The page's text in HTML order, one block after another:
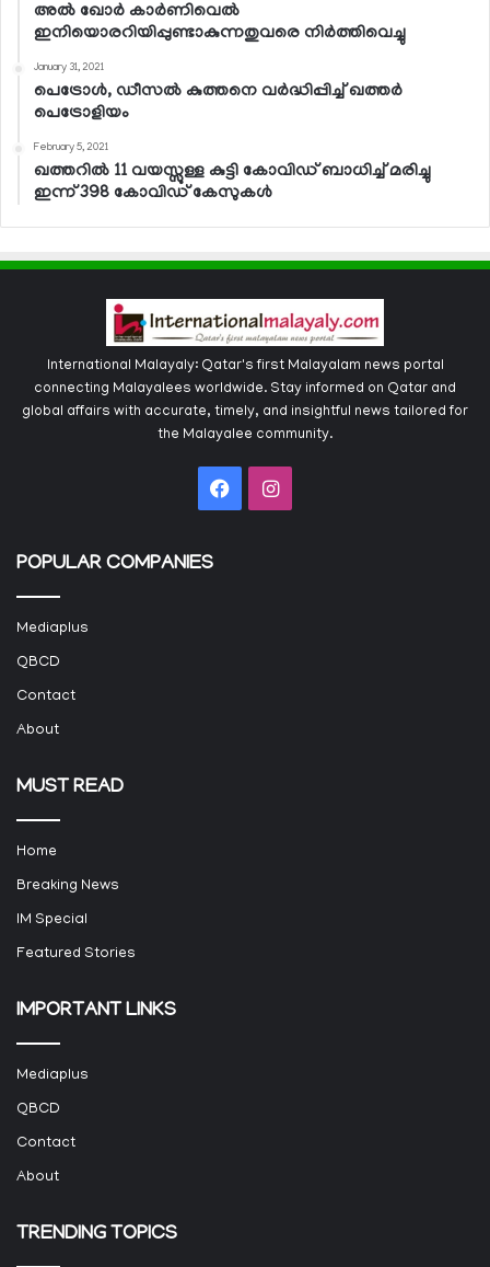
അല്‍ ഖോര്‍ കാര്‍ണിവെല്‍
ഇനിയൊരറിയിപ്പുണ്ടാകുന്നതുവരെ നിര്‍ത്തിവെച്ചു
January 31, 2021
പെട്രോള്‍, ഡീസല്‍ കുത്തനെ വര്‍ദ്ധിപ്പിച്ച് ഖത്തര്‍
പെട്രോളിയം
February 5, 2021
ഖത്തറില്‍ 11 വയസ്സുള്ള കുട്ടി കോവിഡ് ബാധിച്ച് മരിച്ചു
ഇന്ന് 398 കോവിഡ് കേസുകള്‍
International Malayaly: Qatar's first Malayalam news portal
connecting Malayalees worldwide. Stay informed on Qatar and
global affairs with accurate, timely, and insightful news tailored for
the Malayalee community.
FacebookInstagram
POPULAR COMPANIES
Mediaplus
QBCD
Contact
About
MUST READ
Home
Breaking News
IM Special
Featured Stories
IMPORTANT LINKS
Mediaplus
QBCD
Contact
About
TRENDING TOPICS